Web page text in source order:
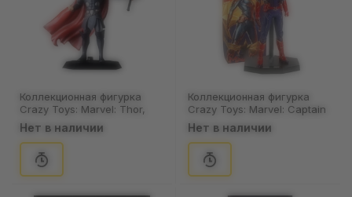
Коллекционная фигурка
Crazy Toys: Marvel: Thor,
(44359)
Нет в наличии
Коллекционная фигурка
Crazy Toys: Marvel: Captain
Marvel, (44404)
Нет в наличии